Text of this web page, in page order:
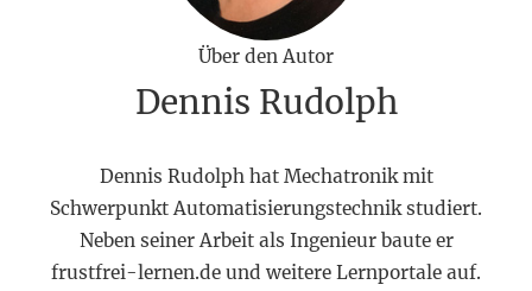
Über den Autor
Dennis Rudolph
Dennis Rudolph hat Mechatronik mit
Schwerpunkt Automatisierungstechnik studiert.
Neben seiner Arbeit als Ingenieur baute er
frustfrei-lernen.de und weitere Lernportale auf.